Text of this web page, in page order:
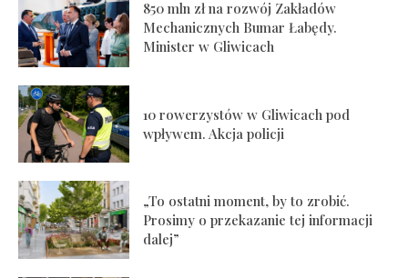
850 mln zł na rozwój Zakładów
Mechanicznych Bumar Łabędy.
Minister w Gliwicach
10 rowerzystów w Gliwicach pod
wpływem. Akcja policji
„To ostatni moment, by to zrobić.
Prosimy o przekazanie tej informacji
dalej”